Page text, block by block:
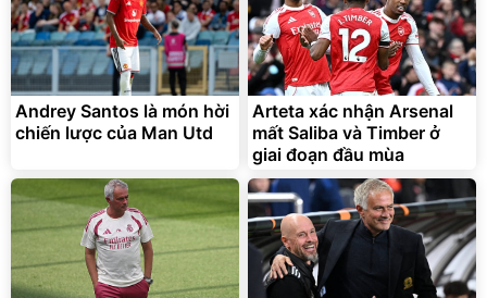
Andrey Santos là món hời
chiến lược của Man Utd
Arteta xác nhận Arsenal
mất Saliba và Timber ở
giai đoạn đầu mùa